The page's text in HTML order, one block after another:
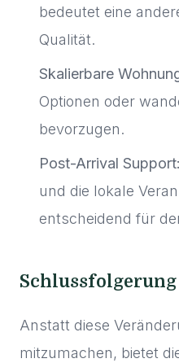
bedeutet eine
Qualität.
Skalierbare
Optionen oder
bevorzugen.
Post-Arrival Support:
und die lokale
entscheidend für
Schlussfolgerung
Anstatt diese
mitzumachen, bietet